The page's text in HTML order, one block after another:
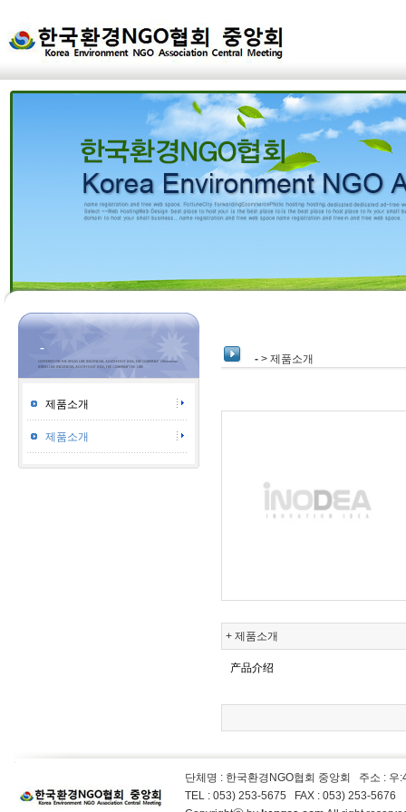
-
제품소개
제품소개
- > 제품소개
+ 제품소개
产品介绍
단체명 : 한국환경NGO협회 중앙회 주소 : 우
TEL : 053) 253-5675 FAX : 053) 253-5676